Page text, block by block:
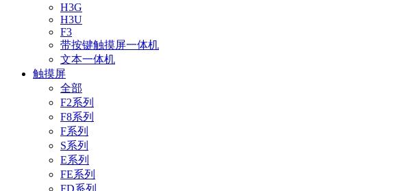
H3G
H3U
F3
带按键触摸屏一体机
文本一体机
触摸屏
全部
F2系列
F8系列
F系列
S系列
E系列
FE系列
FD系列